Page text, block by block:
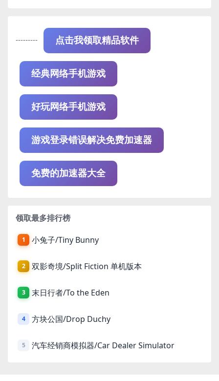
--------- 点击我领取精品软件
经典网络手机游戏
好玩网络手机游戏
游戏登录错误解决免费加速器
免费的加速器大全
领取最多排行榜
1 小兔子/Tiny Bunny
2 双影奇境/Split Fiction 单机版本
3 末日行者/To the Eden
4 方块公国/Drop Duchy
5 汽车经销商模拟器/Car Dealer Simulator